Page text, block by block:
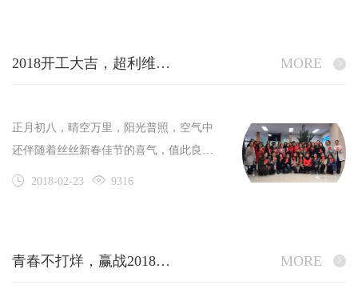
为公司员工爱心互助，健康平安生活的有
2018开工大吉，超利维火力全开，旺上加旺！ MORE
正月初八，晴空万里，阳光普照，空气中
还伴随着丝丝新春佳节的喜气，值此良辰
吉时，深圳市超利维实业有限公司的全体
2018-02-23 9316
青春不打烊，赢战2018——超利维2018年会精彩回顾 MORE